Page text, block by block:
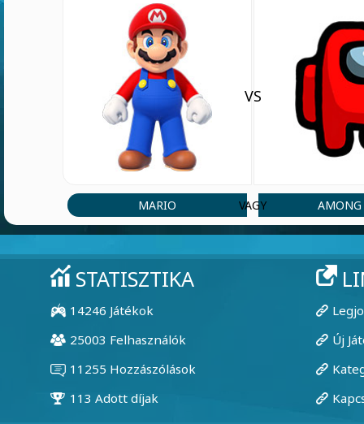
MARIO
VS
VAGY AMONG